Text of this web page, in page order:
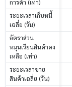
การค้า (เท่า)
ระยะเวลาเก็บหนี้
เฉลี่ย (วัน)
อัตราส่วน
หมุนเวียนสินค้าคง
เหลือ (เท่า)
ระยะเวลาขาย
สินค้าเฉลี่ย (วัน)